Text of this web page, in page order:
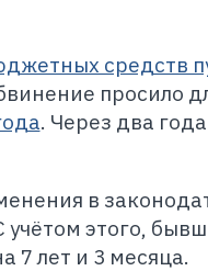
средств
просило
. Через два
в
учётом этого,
7 лет и 3 месяца.